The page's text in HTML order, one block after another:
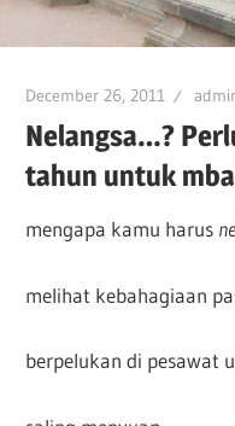
December 26, 2011
Nelangsa…?
tahun untuk
mengapa kamu harus
melihat kebahagiaan
berpelukan di pesawat